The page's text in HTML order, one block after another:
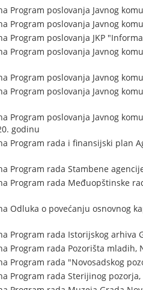
Program poslovanja Javnog
Program poslovanja Javnog
Program poslovanja JKP
Program poslovanja Javnog
Program poslovanja Javnog
Program poslovanja Javnog
Program poslovanja Javnog
godinu
Program rada i finansijski plan
Program rada Stambene
Program rada Međuopštinske
Odluka o povećanju osnovnog
Program rada Istorijskog arhiva
Program rada Pozorišta mladih,
Program rada "Novosadskog
Program rada Sterijinog